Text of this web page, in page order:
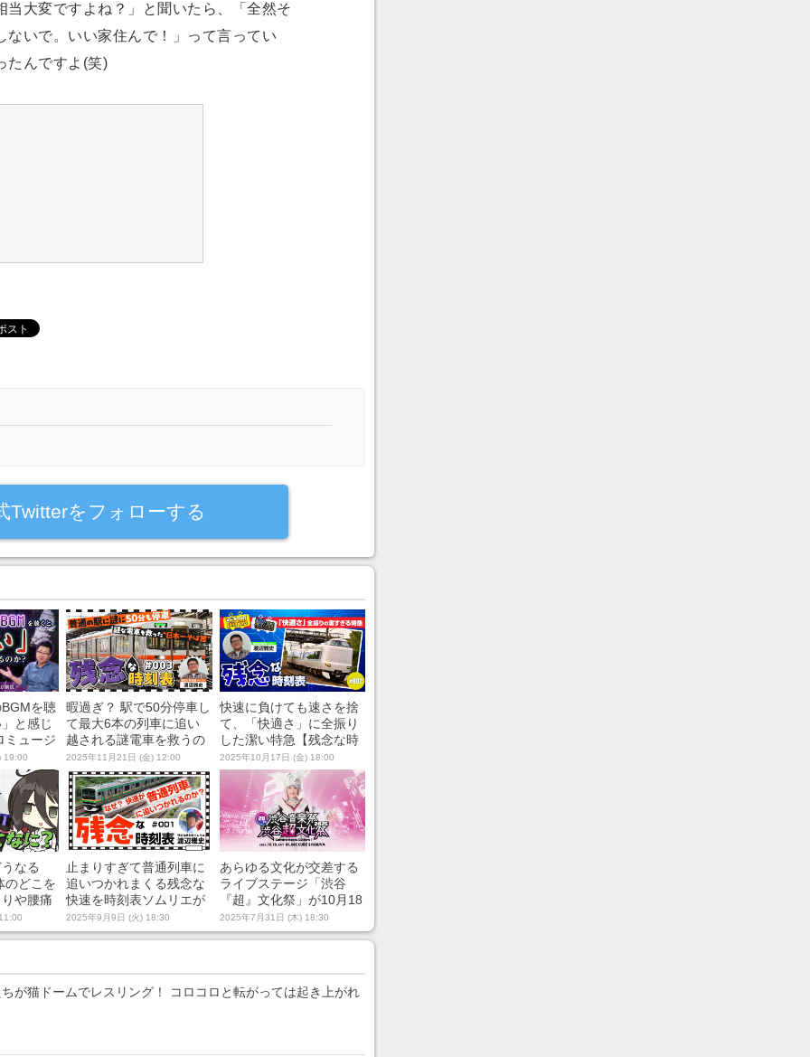
当大変ですよね？」と聞いたら、「全然そ
ないで。いい家住んで！」って言ってい
たんですよ(笑)
Twitterをフォローする
を聴
と感じ
ミュージ
学者が
19:00
暇過ぎ？ 駅で50分停車し
て最大6本の列車に追い
越される謎電車を救うの
は「日本一入口が狭い」
そば屋？【残念な時刻表
#003】
2025年11月21日 (金) 12:00
快速に負けても速さを捨
て、「快適さ」に全振り
した潔い特急【残念な時
刻表#002】
2025年10月17日 (金) 18:00
なる
のどこを
や腰痛
かを解
止まりすぎて普通列車に
追いつかれまくる残念な
快速を時刻表ソムリエが
解説！【残念な時刻表#0
01】
2025年9月9日 (火) 18:30
あらゆる文化が交差する
ライブステージ「渋谷
『超』文化祭」が10月18
日開催決定！ チケットは
7月31日より特設サイト
2025年7月31日 (木) 18:30
が猫ドームでレスリング！ コロコロと転がっては起き上がれ